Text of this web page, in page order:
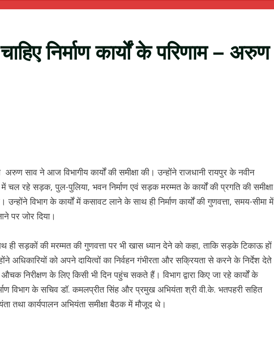
निर्माण कार्यों के परिणाम – अरुण
अरुण साव ने आज विभागीय कार्यों की समीक्षा की। उन्होंने राजधानी रायपुर के नवीन
रहे सड़क, पुल-पुलिया, भवन निर्माण एवं सड़क मरम्मत के कार्यों की प्रगति की समीक्षा
विभाग के कार्यों में कसावट लाने के साथ ही निर्माण कार्यों की गुणवत्ता, समय-सीमा में
पर जोर दिया।
सड़कों की मरम्मत की गुणवत्ता पर भी खास ध्यान देने को कहा, ताकि सड़के टिकाऊ हों
अधिकारियों को अपने दायित्वों का निर्वहन गंभीरता और सक्रियता से करने के निर्देश देते
निरीक्षण के लिए किसी भी दिन पहुंच सकते हैं। विभाग द्वारा किए जा रहे कार्यों के
विभाग के सचिव डॉ. कमलप्रीत सिंह और प्रमुख अभियंता श्री वी.के. भतपहरी सहित
तथा कार्यपालन अभियंता समीक्षा बैठक में मौजूद थे।